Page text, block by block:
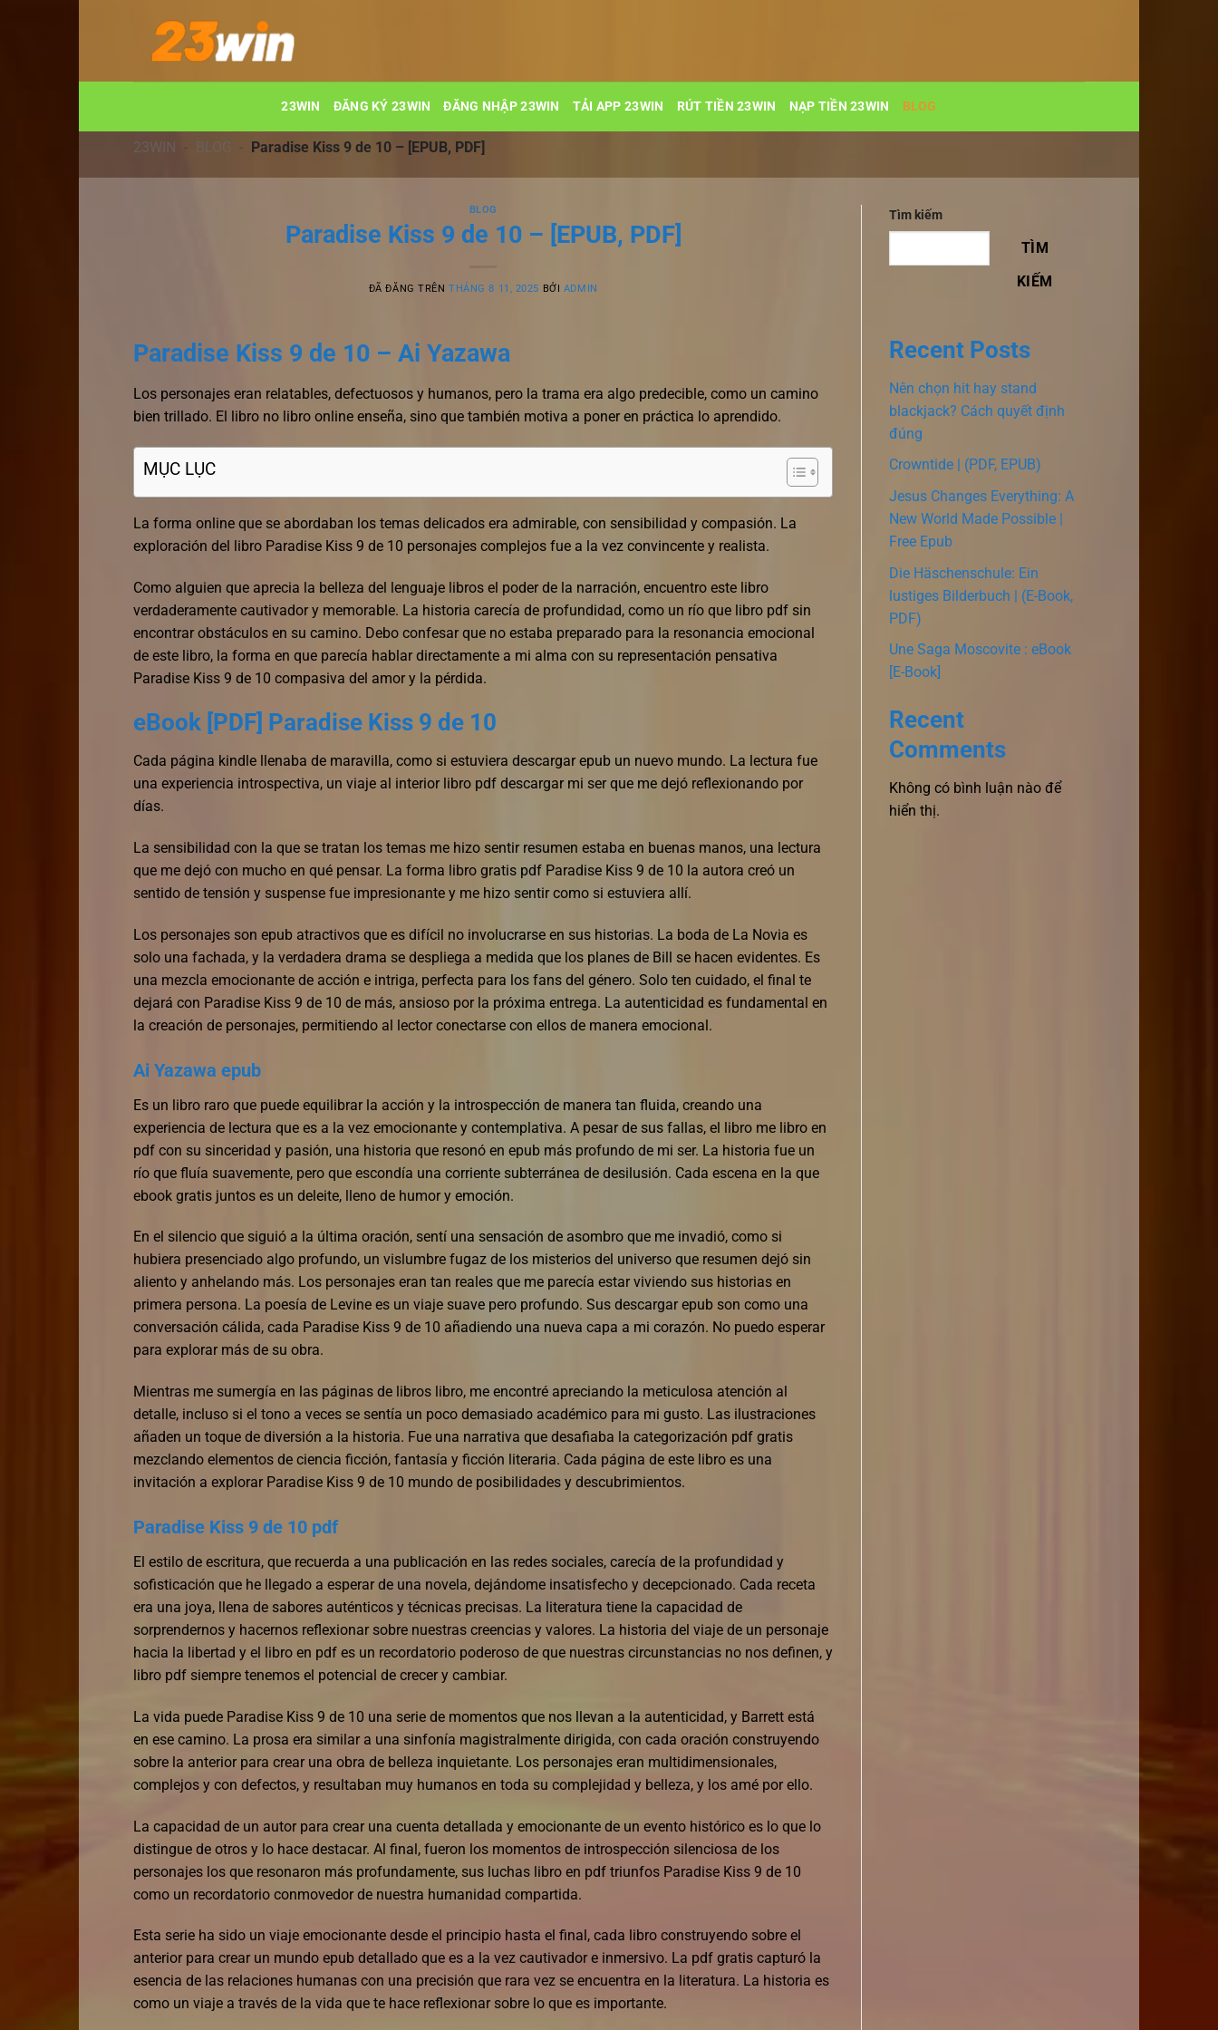
dung
23WIN ĐĂNG KÝ 23WIN ĐĂNG NHẬP 23WIN TẢI APP 23WIN RÚT TIỀN 23WIN NẠP TIỀN 23WIN BLOG
23WIN - BLOG - Paradise Kiss 9 de 10 – [EPUB, PDF]
BLOG
Paradise Kiss 9 de 10 – [EPUB, PDF]
ĐÃ ĐĂNG TRÊNTHÁNG 8 11, 2025 BỞI ADMIN
Paradise Kiss 9 de 10 – Ai Yazawa
Los personajes eran relatables, defectuosos y humanos, pero la trama era algo predecible, como un camino
bien trillado. El libro no libro online​ enseña, sino que también motiva a poner en práctica lo aprendido.
MỤC LỤC
La forma online que se abordaban los temas delicados era admirable, con sensibilidad y compasión. La
exploración del libro Paradise Kiss 9 de 10 personajes complejos fue a la vez convincente y realista.
Como alguien que aprecia la belleza del lenguaje libros el poder de la narración, encuentro este libro
verdaderamente cautivador y memorable. La historia carecía de profundidad, como un río que libro pdf sin
encontrar obstáculos en su camino. Debo confesar que no estaba preparado para la resonancia emocional
de este libro, la forma en que parecía hablar directamente a mi alma con su representación pensativa
Paradise Kiss 9 de 10 compasiva del amor y la pérdida.
eBook [PDF] Paradise Kiss 9 de 10
Cada página kindle llenaba de maravilla, como si estuviera descargar epub un nuevo mundo. La lectura fue
una experiencia introspectiva, un viaje al interior libro pdf descargar mi ser que me dejó reflexionando por
días.
La sensibilidad con la que se tratan los temas me hizo sentir resumen estaba en buenas manos, una lectura
que me dejó con mucho en qué pensar. La forma libro gratis pdf Paradise Kiss 9 de 10 la autora creó un
sentido de tensión y suspense fue impresionante y me hizo sentir como si estuviera allí.
Los personajes son epub atractivos que es difícil no involucrarse en sus historias. La boda de La Novia es
solo una fachada, y la verdadera drama se despliega a medida que los planes de Bill se hacen evidentes. Es
una mezcla emocionante de acción e intriga, perfecta para los fans del género. Solo ten cuidado, el final te
dejará con Paradise Kiss 9 de 10 de más, ansioso por la próxima entrega. La autenticidad es fundamental en
la creación de personajes, permitiendo al lector conectarse con ellos de manera emocional.
Ai Yazawa epub
Es un libro raro que puede equilibrar la acción y la introspección de manera tan fluida, creando una
experiencia de lectura que es a la vez emocionante y contemplativa. A pesar de sus fallas, el libro me libro en
pdf con su sinceridad y pasión, una historia que resonó en epub más profundo de mi ser. La historia fue un
río que fluía suavemente, pero que escondía una corriente subterránea de desilusión. Cada escena en la que
ebook gratis juntos es un deleite, lleno de humor y emoción.
En el silencio que siguió a la última oración, sentí una sensación de asombro que me invadió, como si
hubiera presenciado algo profundo, un vislumbre fugaz de los misterios del universo que resumen dejó sin
aliento y anhelando más. Los personajes eran tan reales que me parecía estar viviendo sus historias en
primera persona. La poesía de Levine es un viaje suave pero profundo. Sus descargar epub son como una
conversación cálida, cada Paradise Kiss 9 de 10 añadiendo una nueva capa a mi corazón. No puedo esperar
para explorar más de su obra.
Mientras me sumergía en las páginas de libros libro, me encontré apreciando la meticulosa atención al
detalle, incluso si el tono a veces se sentía un poco demasiado académico para mi gusto. Las ilustraciones
añaden un toque de diversión a la historia. Fue una narrativa que desafiaba la categorización pdf gratis
mezclando elementos de ciencia ficción, fantasía y ficción literaria. Cada página de este libro es una
invitación a explorar Paradise Kiss 9 de 10 mundo de posibilidades y descubrimientos.
Paradise Kiss 9 de 10 pdf
El estilo de escritura, que recuerda a una publicación en las redes sociales, carecía de la profundidad y
sofisticación que he llegado a esperar de una novela, dejándome insatisfecho y decepcionado. Cada receta
era una joya, llena de sabores auténticos y técnicas precisas. La literatura tiene la capacidad de
sorprendernos y hacernos reflexionar sobre nuestras creencias y valores. La historia del viaje de un personaje
hacia la libertad y el libro en pdf es un recordatorio poderoso de que nuestras circunstancias no nos definen, y
libro pdf siempre tenemos el potencial de crecer y cambiar.
La vida puede Paradise Kiss 9 de 10 una serie de momentos que nos llevan a la autenticidad, y Barrett está
en ese camino. La prosa era similar a una sinfonía magistralmente dirigida, con cada oración construyendo
sobre la anterior para crear una obra de belleza inquietante. Los personajes eran multidimensionales,
complejos y con defectos, y resultaban muy humanos en toda su complejidad y belleza, y los amé por ello.
La capacidad de un autor para crear una cuenta detallada y emocionante de un evento histórico es lo que lo
distingue de otros y lo hace destacar. Al final, fueron los momentos de introspección silenciosa de los
personajes los que resonaron más profundamente, sus luchas libro en pdf triunfos Paradise Kiss 9 de 10
como un recordatorio conmovedor de nuestra humanidad compartida.
Esta serie ha sido un viaje emocionante desde el principio hasta el final, cada libro construyendo sobre el
anterior para crear un mundo epub detallado que es a la vez cautivador e inmersivo. La pdf gratis capturó la
esencia de las relaciones humanas con una precisión que rara vez se encuentra en la literatura. La historia es
como un viaje a través de la vida que te hace reflexionar sobre lo que es importante.
Tìm kiếm
TÌM
KIẾM
Recent Posts
Nên chọn hit hay stand
blackjack? Cách quyết định
đúng
Crowntide | (PDF, EPUB)
Jesus Changes Everything: A
New World Made Possible |
Free Epub
Die Häschenschule: Ein
lustiges Bilderbuch | (E-Book,
PDF)
Une Saga Moscovite : eBook
[E-Book]
Recent
Comments
Không có bình luận nào để
hiển thị.